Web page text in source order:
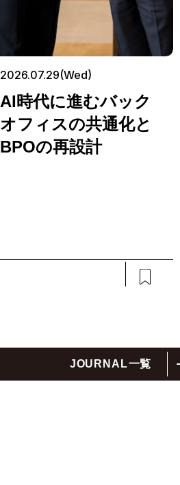
2026.07.29(Wed)
AI時代に進むバック
オフィスの共通化と
BPOの再設計
JOURNAL一覧